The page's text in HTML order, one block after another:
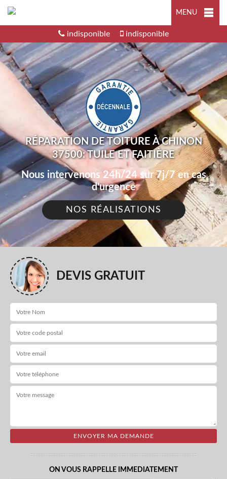
MENU
indisponible indisponible
RÉPARATION DE TOITURE À CHINON
37500: TUILE ET FAITIÈRE
Nous intervenons 24h/24 sur 7j/7 en cas
d'urgence
NOS RÉALISATIONS
DEVIS GRATUIT
ON VOUS RAPPELLE IMMEDIATEMENT